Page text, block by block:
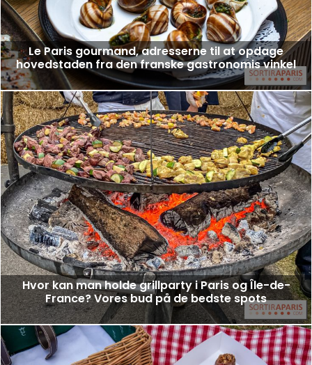
Le Paris gourmand, adresserne til at opdage
hovedstaden fra den franske gastronomis vinkel
Hvor kan man holde grillparty i Paris og Île-de-
France? Vores bud på de bedste spots